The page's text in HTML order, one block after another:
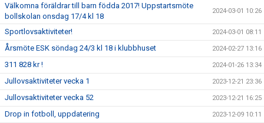
Välkomna föräldrar till barn födda 2017! Uppstartsmöte
bollskolan onsdag 17/4 kl 18
2024-03-01 10:26
Sportlovsaktiviteter! 2024-03-01 08:11
Årsmöte ESK söndag 24/3 kl 18 i klubbhuset 2024-02-27 13:16
311 828 kr ! 2024-01-26 13:34
Jullovsaktiviteter vecka 1 2023-12-21 23:36
Jullovsaktiviteter vecka 52 2023-12-21 16:25
Drop in fotboll, uppdatering 2023-12-09 10:11